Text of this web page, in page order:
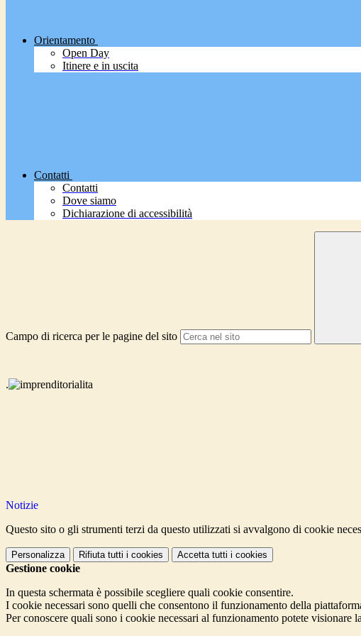
Orientamento
Open Day
Itinere e in uscita
Contatti
Contatti
Dove siamo
Dichiarazione di accessibilità
Campo di ricerca per le pagine del sito
.
Notizie
Questo sito o gli strumenti terzi da questo utilizzati si avvalgono di cookie
Personalizza Rifiuta tutti i cookies Accetta tutti i cookies
Gestione cookie
In questa schermata è possibile scegliere quali cookie consentire.
I cookie necessari sono quelli che consentono il funzionamento della
Per conoscere quali sono i cookie necessari al funzionamento potete visionare la